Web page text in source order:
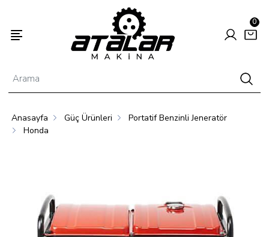
0
Anasayfa Güç Ürünleri
Portatif Benzinli Jeneratör
Honda Hayvancılık